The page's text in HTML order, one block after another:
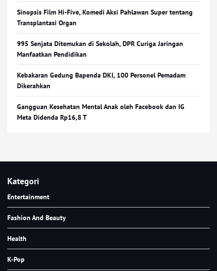
Sinopsis Film Hi-Five, Komedi Aksi Pahlawan Super tentang
Transplantasi Organ
995 Senjata Ditemukan di Sekolah, DPR Curiga Jaringan
Manfaatkan Pendidikan
Kebakaran Gedung Bapenda DKI, 100 Personel Pemadam
Dikerahkan
Gangguan Kesehatan Mental Anak oleh Facebook dan IG
Meta Didenda Rp16,8 T
Kategori
Entertainment
Fashion And Beauty
Health
K-Pop